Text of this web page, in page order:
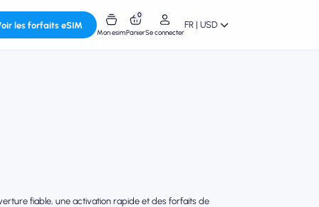
les forfaits eSIM
Mon esim
0
PanierSe connecter
FR | USD
fiable, une activation rapide et des forfaits de